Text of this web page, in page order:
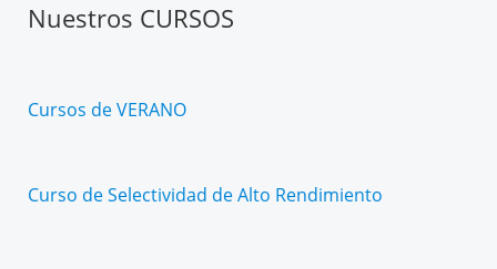
Nuestros CURSOS
Cursos de VERANO
Curso de Selectividad de Alto Rendimiento